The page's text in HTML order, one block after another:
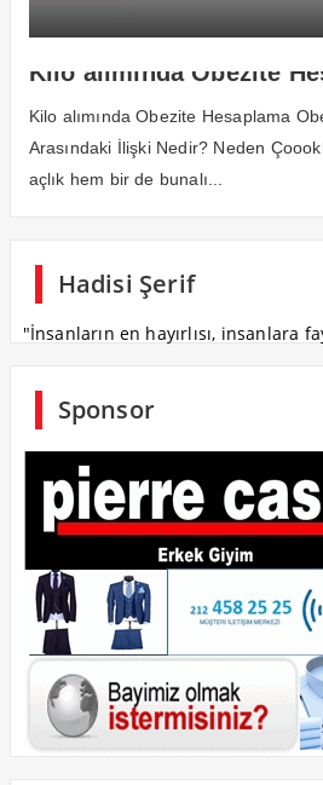
Kilo alımında Obezite
Kilo alımında Obezite Hesaplama
Arasındaki İlişki Nedir? Neden
açlık hem bir de bunalı...
Hadisi Şerif
"İnsanların en hayırlısı, insanlara
Sponsor